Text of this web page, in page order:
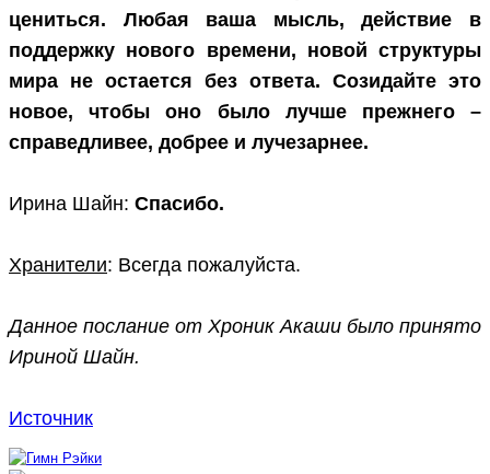
цениться. Любая ваша мысль, действие в
поддержку нового времени, новой структуры
мира не остается без ответа. Созидайте это
новое, чтобы оно было лучше прежнего –
справедливее, добрее и лучезарнее.
Ирина Шайн: Спасибо.
Хранители: Всегда пожалуйста.
Данное послание от Хроник Акаши было принято
Ириной Шайн.
Источник